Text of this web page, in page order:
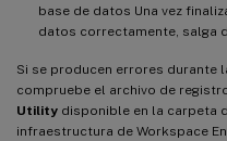
base de datos Una vez
datos correctamente, salga
Si se producen errores durante
compruebe el archivo de
Utility disponible en la carpeta
infraestructura de Workspace